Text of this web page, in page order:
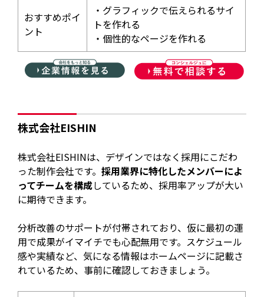
おすすめポイ
ント
・グラフィックで伝えられるサイ
トを作れる
・個性的なページを作れる
株式会社EISHIN
株式会社EISHINは、デザインではなく採用にこだわ
った制作会社です。採用業界に特化したメンバーによ
ってチームを構成しているため、採用率アップが大い
に期待できます。
分析改善のサポートが付帯されており、仮に最初の運
用で成果がイマイチでも心配無用です。スケジュール
感や実績など、気になる情報はホームページに記載さ
れているため、事前に確認しておきましょう。